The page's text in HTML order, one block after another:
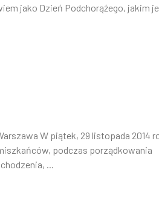
jako Dzień Podchorążego, jakim
W piątek, 29 listopada 2014
podczas porządkowania
...